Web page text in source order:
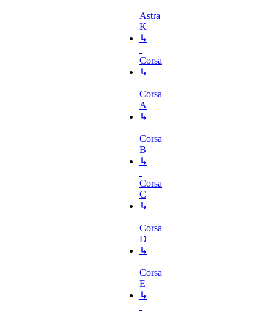
Astra
K
↳
Corsa
↳
Corsa
A
↳
Corsa
B
↳
Corsa
C
↳
Corsa
D
↳
Corsa
E
↳